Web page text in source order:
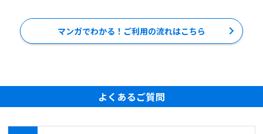
マンガでわかる！ご利用の流れはこちら
よくあるご質問